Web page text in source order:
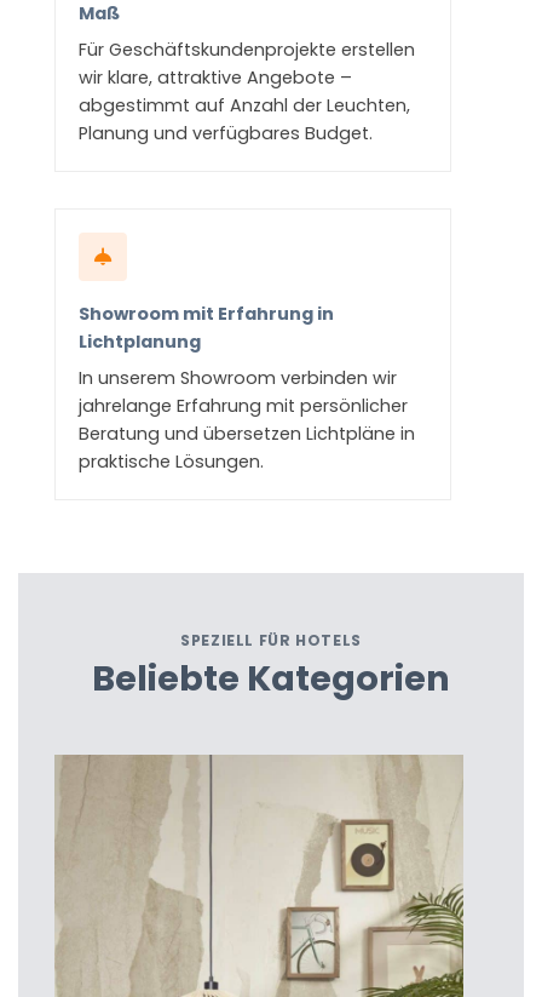
Maß
Für Geschäftskundenprojekte erstellen
wir klare, attraktive Angebote –
abgestimmt auf Anzahl der Leuchten,
Planung und verfügbares Budget.
Showroom mit Erfahrung in
Lichtplanung
In unserem Showroom verbinden wir
jahrelange Erfahrung mit persönlicher
Beratung und übersetzen Lichtpläne in
praktische Lösungen.
SPEZIELL FÜR HOTELS
Beliebte Kategorien